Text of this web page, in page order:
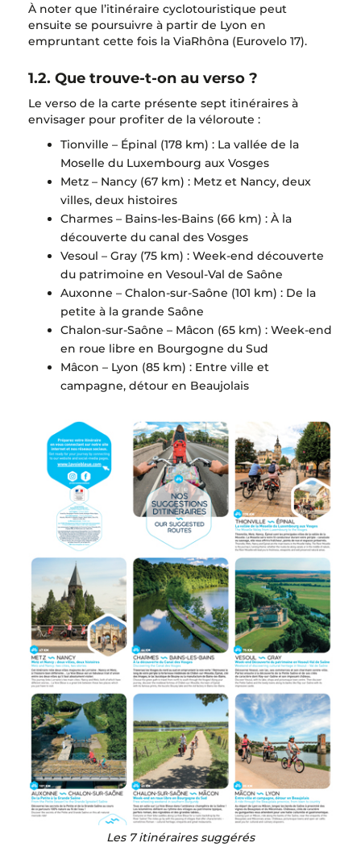
À noter que l’itinéraire cyclotouristique peut
ensuite se poursuivre à partir de Lyon en
empruntant cette fois la ViaRhôna (Eurovelo 17).
1.2. Que trouve-t-on au verso ?
Le verso de la carte présente sept itinéraires à
envisager pour profiter de la véloroute :
Tionville – Épinal (178 km) : La vallée de la
Moselle du Luxembourg aux Vosges
Metz – Nancy (67 km) : Metz et Nancy, deux
villes, deux histoires
Charmes – Bains-les-Bains (66 km) : À la
découverte du canal des Vosges
Vesoul – Gray (75 km) : Week-end découverte
du patrimoine en Vesoul-Val de Saône
Auxonne – Chalon-sur-Saône (101 km) : De la
petite à la grande Saône
Chalon-sur-Saône – Mâcon (65 km) : Week-end
en roue libre en Bourgogne du Sud
Mâcon – Lyon (85 km) : Entre ville et
campagne, détour en Beaujolais
Les 7 itinéraires suggérés